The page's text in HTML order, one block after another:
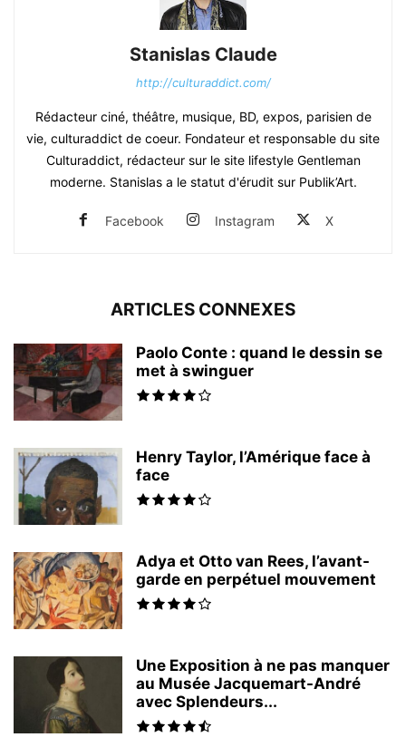
Stanislas Claude
http://culturaddict.com/
Rédacteur ciné, théâtre, musique, BD, expos, parisien de
vie, culturaddict de coeur. Fondateur et responsable du site
Culturaddict, rédacteur sur le site lifestyle Gentleman
moderne. Stanislas a le statut d'érudit sur Publik’Art.
Facebook Instagram X
ARTICLES CONNEXES
Paolo Conte : quand le dessin se
met à swinguer
Henry Taylor, l’Amérique face à
face
Adya et Otto van Rees, l’avant-
garde en perpétuel mouvement
Une Exposition à ne pas manquer
au Musée Jacquemart-André
avec Splendeurs...